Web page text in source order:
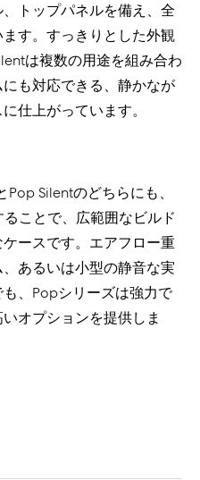
トップパネルを備え、全
す。すっきりとした外観
は複数の用途を組み合わ
も対応できる、静かなが
仕上がっています。
Silentのどちらにも、
ことで、広範囲なビルド
ースです。エアフロー重
あるいは小型の静音な実
、Popシリーズは強力で
オプションを提供しま